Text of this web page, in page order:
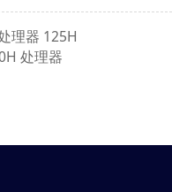
理器 125H
处理器